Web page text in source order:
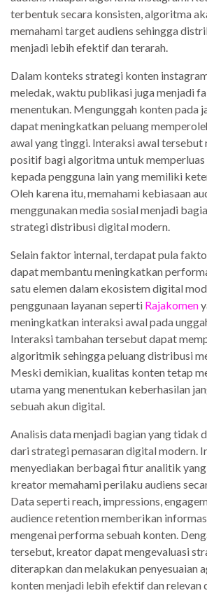
terbentuk secara konsisten, algoritma
memahami target audiens sehingga
menjadi lebih efektif dan terarah.
Dalam konteks strategi konten
meledak, waktu publikasi juga menjadi
menentukan. Mengunggah konten pada
dapat meningkatkan peluang
awal yang tinggi. Interaksi awal tersebut
positif bagi algoritma untuk
kepada pengguna lain yang memiliki
Oleh karena itu, memahami kebiasaan
menggunakan media sosial menjadi
strategi distribusi digital modern.
Selain faktor internal, terdapat pula
dapat membantu meningkatkan
satu elemen dalam ekosistem digital
penggunaan layanan seperti Rajakomen
meningkatkan interaksi awal pada
Interaksi tambahan tersebut dapat
algoritmik sehingga peluang distribusi
Meski demikian, kualitas konten tetap
utama yang menentukan keberhasilan
sebuah akun digital.
Analisis data menjadi bagian yang tidak
dari strategi pemasaran digital modern.
menyediakan berbagai fitur analitik
kreator memahami perilaku audiens
Data seperti reach, impressions,
audience retention memberikan
mengenai performa sebuah konten.
tersebut, kreator dapat mengevaluasi
diterapkan dan melakukan penyesuaian
konten menjadi lebih efektif dan relevan